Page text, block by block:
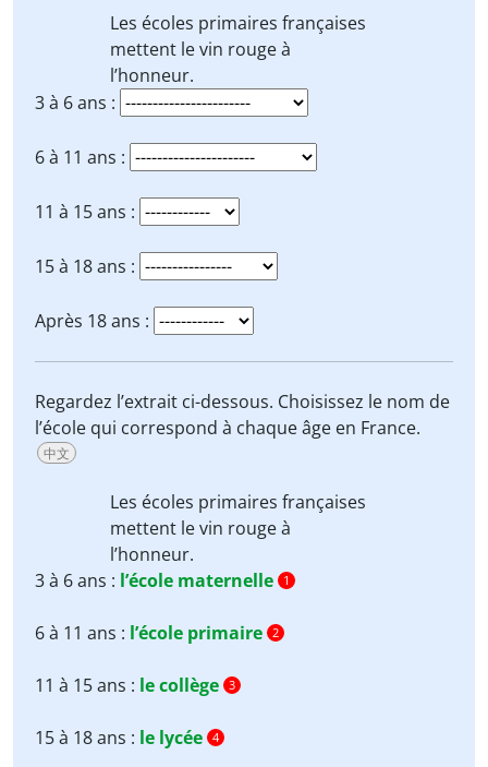
Les écoles primaires françaises
mettent le vin rouge à
l’honneur.
3 à 6 ans :
6 à 11 ans :
11 à 15 ans :
15 à 18 ans :
Après 18 ans :
Regardez l’extrait ci-dessous. Choisissez le nom de
l’école qui correspond à chaque âge en France.
中文
Les écoles primaires françaises
mettent le vin rouge à
l’honneur.
3 à 6 ans : l’école maternelle 1
6 à 11 ans : l’école primaire 2
11 à 15 ans : le collège 3
15 à 18 ans : le lycée 4